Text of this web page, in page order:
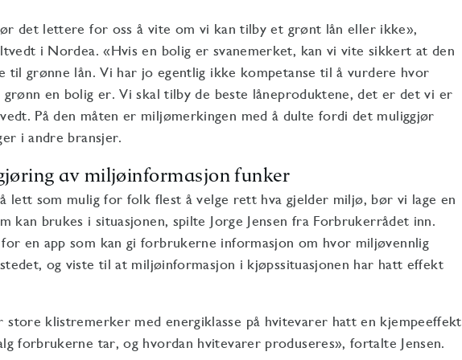
det lettere for oss å vite om vi kan tilby et grønt lån eller ikke»,
i Nordea. «Hvis en bolig er svanemerket, kan vi vite sikkert at den
til grønne lån. Vi har jo egentlig ikke kompetanse til å vurdere hvor
en bolig er. Vi skal tilby de beste låneproduktene, det er det vi er
På den måten er miljømerkingen med å dulte fordi det muliggjør
i andre bransjer.
av miljøinformasjon funker
lett som mulig for folk flest å velge rett hva gjelder miljø, bør vi lage en
kan brukes i situasjonen, spilte Jorge Jensen fra Forbrukerrådet inn.
en app som kan gi forbrukerne informasjon om hvor miljøvennlig
og viste til at miljøinformasjon i kjøpssituasjonen har hatt effekt
store klistremerker med energiklasse på hvitevarer hatt en kjempeeffekt
forbrukerne tar, og hvordan hvitevarer produseres», fortalte Jensen.